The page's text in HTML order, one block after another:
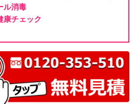
ル消毒
チェック